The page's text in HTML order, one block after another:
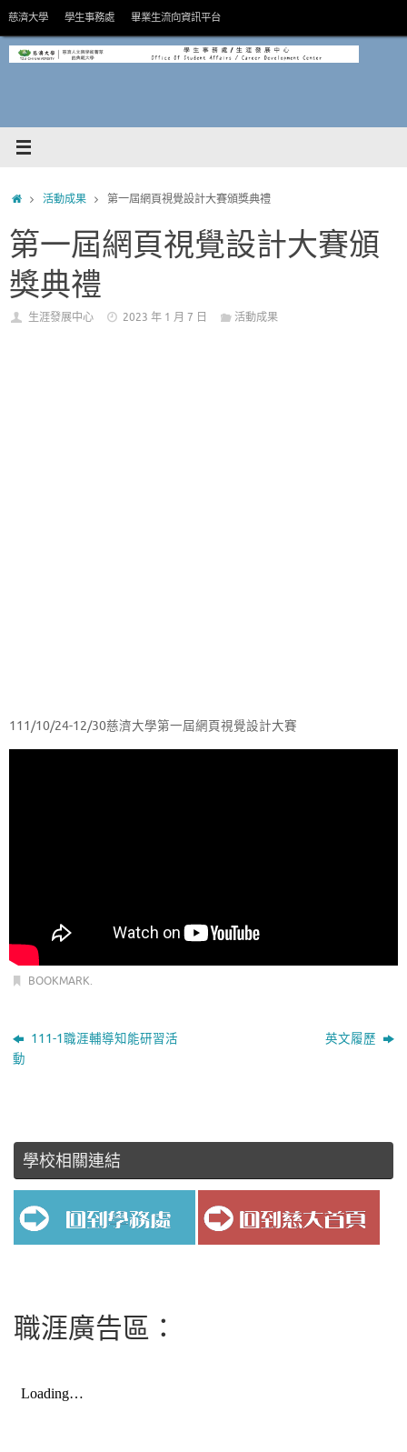
Skip
content
慈濟大學 學生事務處 畢業生流向資訊平台
HOME活動成果 第一屆網頁視覺設計大賽頒獎典禮
第一屆網頁視覺設計大賽頒
獎典禮
生涯發展中心 2023 年 1 月 7 日 活動成果
111/10/24-12/30慈濟大學第一屆網頁視覺設計大賽
BOOKMARK.
111-1職涯輔導知能研習活
動
英文履歷
學校相關連結
職涯廣告區：